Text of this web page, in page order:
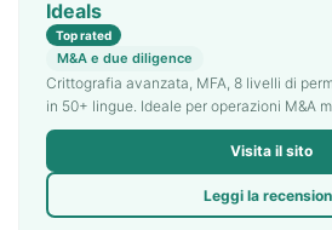
Ideals
Top rated
M&A e due diligence
Crittografia avanzata, MFA, 8 livelli di
in 50+ lingue. Ideale per operazioni M&A
Visita il sito
Leggi la